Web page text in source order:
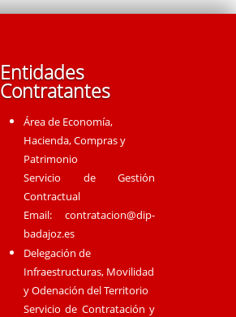
Entidades
Contratantes
Área de Economía,
Hacienda, Compras y
Patrimonio
Servicio de Gestión
Contractual
Email:contratacion@dip-
badajoz.es
Delegación de
Infraestructuras, Movilidad
y Odenación del Territorio
Servicio de Contratación y